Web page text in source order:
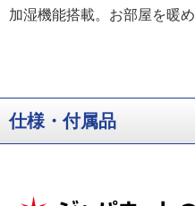
加湿機能搭載。お部屋を暖
仕様・付属品